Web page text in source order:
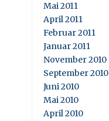
Mai 2011
April 2011
Februar 2011
Januar 2011
November 2010
September 2010
Juni 2010
Mai 2010
April 2010